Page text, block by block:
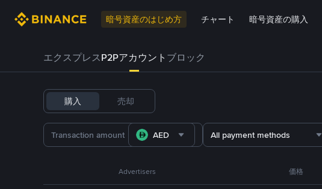
暗号資産のはじめ方 チャート 暗号資産の購入
エクスプレスP2Pアカウント ブロック
購入 売却
AED All payment methods
Advertisers 価格